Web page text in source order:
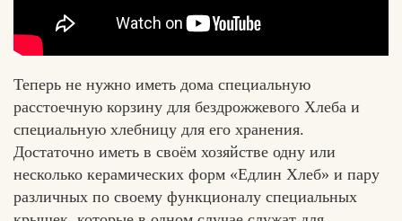
Теперь не нужно иметь дома специальную
расстоечную корзину для бездрожжевого Хлеба и
специальную хлебницу для его хранения.
Достаточно иметь в своём хозяйстве одну или
несколько керамических форм «Едлин Хлеб» и пару
различных по своему функционалу специальных